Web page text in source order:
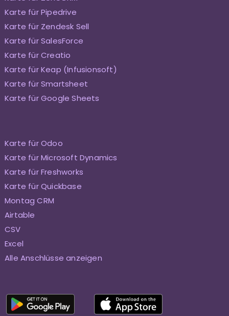
Karte für Pipedrive
Karte für Zendesk Sell
Karte für SalesForce
Karte für Creatio
Karte für Keap (Infusionsoft)
Karte für Smartsheet
Karte für Google Sheets
Karte für Odoo
Karte für Microsoft Dynamics
Karte für Freshworks
Karte für Quickbase
Montag CRM
Airtable
CSV
Excel
Alle Anschlüsse anzeigen